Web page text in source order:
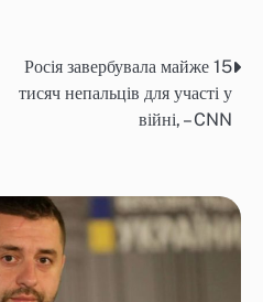
Росія завербувала майже 15
тисяч непальців для участі у
війні, – CNN